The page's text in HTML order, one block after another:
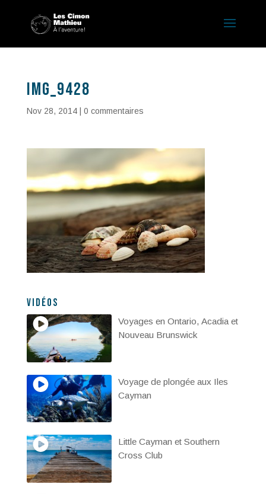
IMG_9428
Nov 28, 2014| 0 commentaires
Vidéos
Voyages en Ontario, Acadia et
Nouveau Brunswick
Voyage de plongée aux Iles
Cayman
Little Cayman et Southern
Cross Club